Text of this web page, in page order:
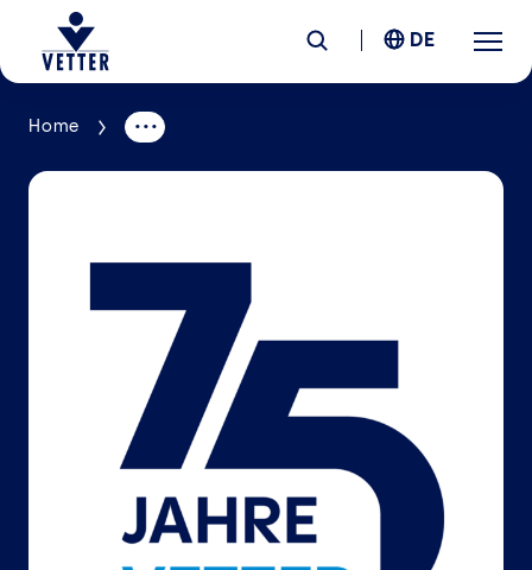
Unternehmen
Insights
DE
Home